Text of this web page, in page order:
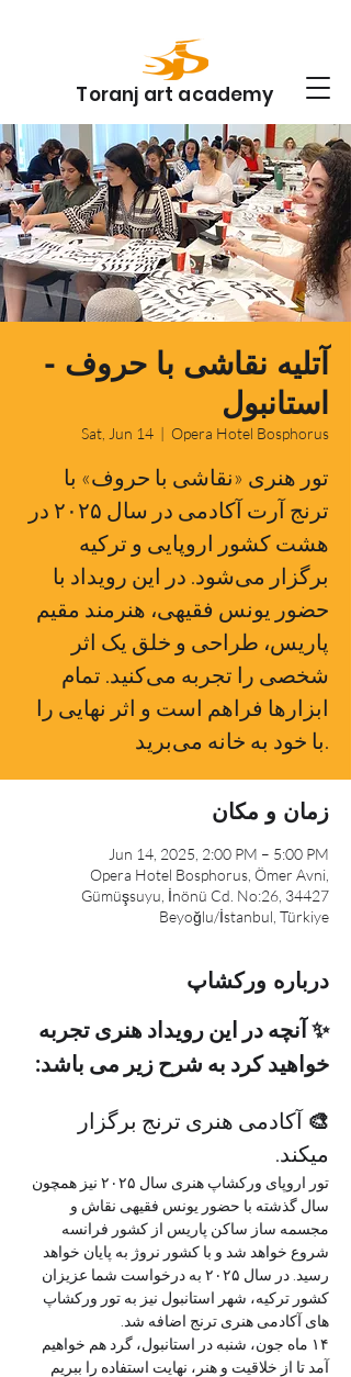
Toranj art academy
آتلیه نقاشی با حروف -
استانبول
Sat, Jun 14
  |
Opera Hotel Bosphorus
تور هنری «نقاشی با حروف» با
ترنج آرت آکادمی در سال ۲۰۲۵ در
هشت کشور اروپایی و ترکیه
برگزار می‌شود. در این رویداد با
حضور یونس فقیهی، هنرمند مقیم
پاریس، طراحی و خلق یک اثر
شخصی را تجربه می‌کنید. تمام
ابزارها فراهم است و اثر نهایی را
زمان و مکان
Jun 14, 2025, 2:00 PM – 5:00 PM
Opera Hotel Bosphorus, Ömer Avni,
Gümüşsuyu, İnönü Cd. No:26, 34427
Beyoğlu/İstanbul, Türkiye
درباره ورکشاپ
✨ آنچه در این رویداد هنری تجربه
خواهید کرد به شرح زیر می باشد:
🎨 آکادمی هنری ترنج برگزار
میکند.
تور اروپای ورکشاپ هنری سال ۲۰۲۵ نیز همچون
سال گذشته با حضور یونس فقیهی نقاش و
مجسمه ساز ساکن پاریس از کشور فرانسه
شروع خواهد شد و با کشور نروژ به پایان خواهد
رسید. در سال ۲۰۲۵ به درخواست شما عزیزان
کشور ترکیه، شهر استانبول نیز به تور ورکشاپ
های آکادمی هنری ترنج اضافه شد.
۱۴ ماه جون، شنبه در استانبول، گرد هم خواهیم
آمد تا از خلاقیت و هنر، نهایت استفاده را ببریم